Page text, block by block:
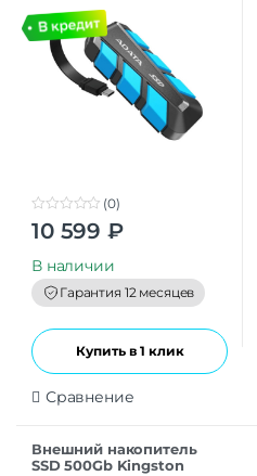
0
t
o
f
5
(0)
10 599 ₽
В наличии
Гарантия 12 месяцев
Купить в 1 клик
Сравнение
Внешний накопитель
SSD 500Gb Kingston